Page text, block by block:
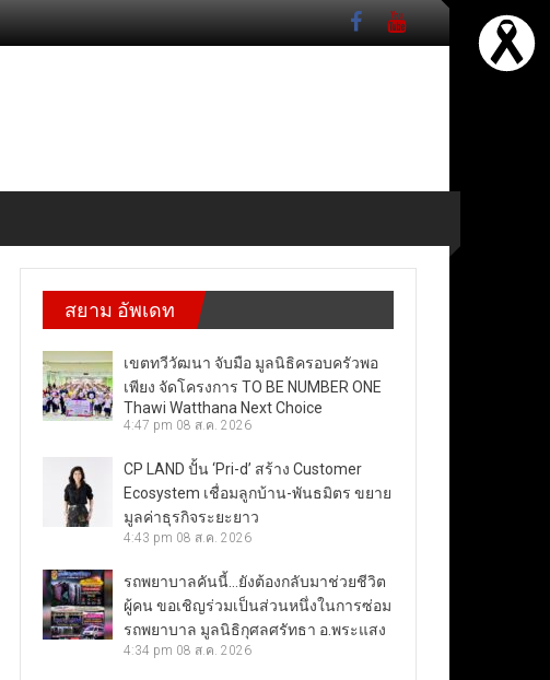
สยาม อัพเดท
เขตทวีวัฒนา จับมือ มูลนิธิครอบครัวพอ
เพียง จัดโครงการ TO BE NUMBER ONE
Thawi Watthana Next Choice
4:47 pm 08 ส.ค. 2026
CP LAND ปั้น ‘Pri-d’ สร้าง Customer
Ecosystem เชื่อมลูกบ้าน-พันธมิตร ขยาย
มูลค่าธุรกิจระยะยาว
4:43 pm 08 ส.ค. 2026
รถพยาบาลคันนี้…ยังต้องกลับมาช่วยชีวิต
ผู้คน ขอเชิญร่วมเป็นส่วนหนึ่งในการซ่อม
รถพยาบาล มูลนิธิกุศลศรัทธา อ.พระแสง
4:34 pm 08 ส.ค. 2026